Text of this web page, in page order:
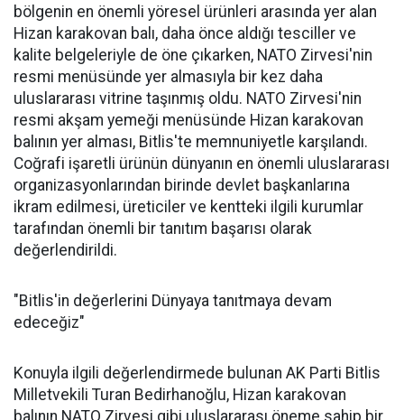
bölgenin en önemli yöresel ürünleri arasında yer alan
Hizan karakovan balı, daha önce aldığı tesciller ve
kalite belgeleriyle de öne çıkarken, NATO Zirvesi'nin
resmi menüsünde yer almasıyla bir kez daha
uluslararası vitrine taşınmış oldu. NATO Zirvesi'nin
resmi akşam yemeği menüsünde Hizan karakovan
balının yer alması, Bitlis'te memnuniyetle karşılandı.
Coğrafi işaretli ürünün dünyanın en önemli uluslararası
organizasyonlarından birinde devlet başkanlarına
ikram edilmesi, üreticiler ve kentteki ilgili kurumlar
tarafından önemli bir tanıtım başarısı olarak
değerlendirildi.
"Bitlis'in değerlerini Dünyaya tanıtmaya devam
edeceğiz"
Konuyla ilgili değerlendirmede bulunan AK Parti Bitlis
Milletvekili Turan Bedirhanoğlu, Hizan karakovan
balının NATO Zirvesi gibi uluslararası öneme sahip bir